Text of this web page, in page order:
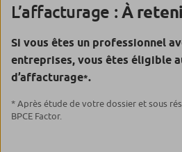
L’affacturage : À
Si vous êtes un professionnel
entreprises, vous êtes éligible
d’affacturage*.
* Après étude de votre dossier et sous
BPCE Factor.